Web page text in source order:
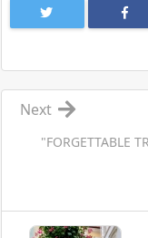
"FORGETTABLE
Next